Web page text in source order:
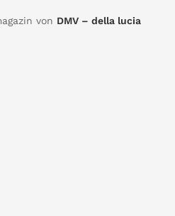
von DMV – della lucia